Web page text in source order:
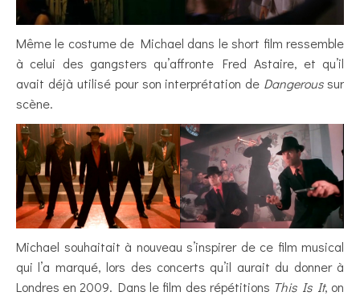
Même le costume de Michael dans le short film ressemble
à celui des gangsters qu’affronte Fred Astaire, et qu’il
avait déjà utilisé pour son interprétation de Dangeroussur
scène.
Michael souhaitait à nouveau s’inspirer de ce film musical
qui l’a marqué, lors des concerts qu’il aurait du donner à
Londres en 2009. Dans le film des répétitions This Is It, on